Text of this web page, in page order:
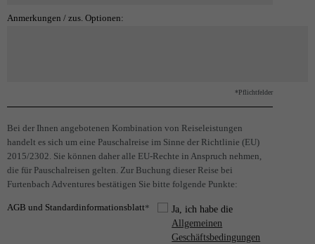
Anmerkungen / zus. Optionen:
*Pflichtfelder
Bei der Ihnen angebotenen Kombination von Reiseleistungen
handelt es sich um eine Pauschalreise im Sinne der Richtlinie (EU)
2015/2302. Sie können daher alle EU-Rechte in Anspruch nehmen,
die für Pauschalreisen gelten. Zur Buchung dieser Reise bei
Furtenbach Adventures bestätigen Sie bitte folgende Punkte:
AGB und Standardinformationsblatt*
Ja, ich habe die
Allgemeinen
Geschäftsbedingungen